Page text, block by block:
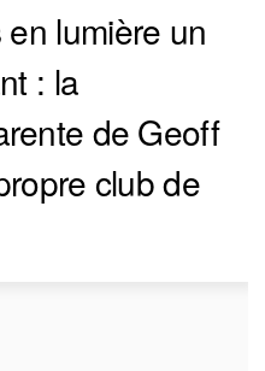
lumière un
: la
de Geoff
club de